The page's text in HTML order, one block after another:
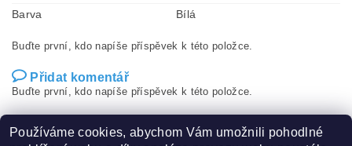
Barva
Bílá
Buďte první, kdo napíše příspěvek k této položce.
Přidat komentář
Buďte první, kdo napíše příspěvek k této položce.
Používáme cookies, abychom Vám umožnili pohodlné